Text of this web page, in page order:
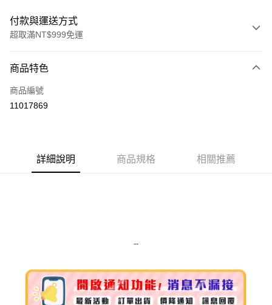
付款與運送方式
超取滿NT$999免運
信用卡一次付款
超商取貨付款
街口支付
全家取貨付款
每筆NT$80，滿NT$999(含以上)免運費
商品特色
商品編號
11017869
詳細說明 商品規格 相關推薦
--